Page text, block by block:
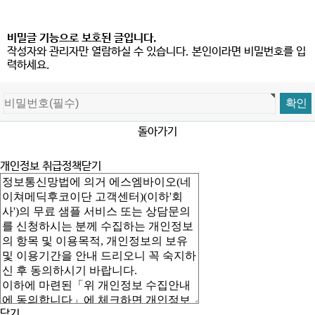
비밀글 기능으로 보호된 글입니다.
작성자와 관리자만 열람하실 수 있습니다. 본인이라면 비밀번호를 입
력하세요.
돌아가기
개인정보 취급정책닫기